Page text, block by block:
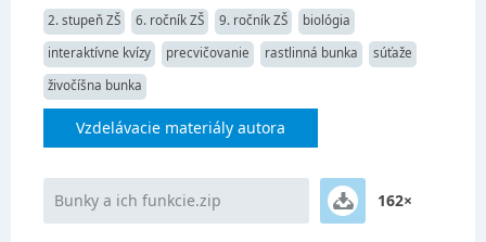
2. stupeň ZŠ 6. ročník ZŠ 9. ročník ZŠ
biológia
interaktívne kvízy
precvičovanie rastlinná bunka
súťaže
živočíšna bunka
Vzdelávacie materiály autora
Bunky a ich funkcie.zip 162×